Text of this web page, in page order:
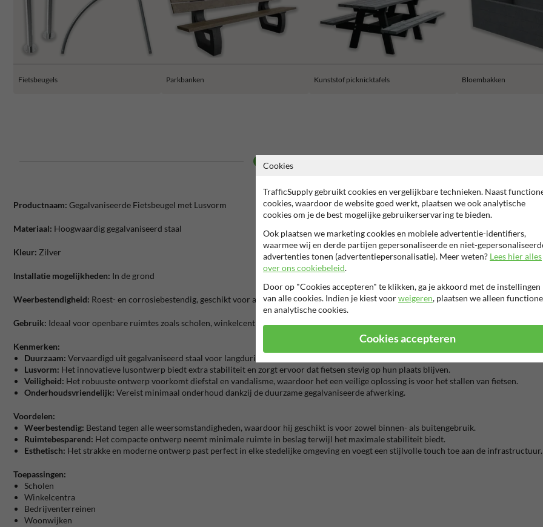
Fietsbeugels Parkbanken Kunststof picknicktafels Bloembakken
2 jaar fabrieksgarantie Anti-
Productnaam: Gegalvaniseerde Fietsbeugel met Lusvorm
Materiaal: Hoogwaardig gegalvaniseerd staal
Kleur: Zilver
Installatie mogelijkheden: In de grond
Weerbestendigheid: Roest- en corrosiebestendig, geschikt voor alle weersomstandigheden
Gebruik: Ideaal voor openbare ruimtes zoals scholen, winkelcentra, kantoren, woonwijken.
Kenmerken:
Duurzaam: Vervaardigd uit gegalvaniseerd staal voor langdurige bescherming tegen roest en weersinvloeden.
Lusvorm: Het innovatieve lusontwerp biedt extra stabiliteit en zorgt ervoor dat fietsen stevig op hun plaats blijven.
Veiligheid: Het robuuste ontwerp voorkomt diefstal en vandalisme, waardoor het een veilige oplossing is voor het stallen van fietsen.
Onderhoudsvriendelijk: Vereist minimaal onderhoud dankzij de duurzame gegalvaniseerde afwerking.
Voordelen:
Weerbestendig: Bestand tegen alle weersomstandigheden, waardoor hij geschikt is voor zowel binnen- als buitengebruik.
Ruimtebesparend: Het compacte ontwerp neemt minimale ruimte in beslag terwijl het maximale stabiliteit biedt.
Esthetisch: Het strakke en moderne ontwerp past perfect in elke stedelijke omgeving en voegt een stijlvolle touch toe aan de infrastructuur.
Toepassingen:
Scholen
Winkelcentra
Bedrijventerreinen
Woonwijken
Cookies
TrafficSupply gebruikt cookies en vergelijkbare technieken. Naast
cookies, waardoor de website goed werkt, plaatsen we ook analytische
cookies om je de best mogelijke gebruikerservaring te bieden.
Ook plaatsen we marketing cookies en mobiele advertentie-identifiers,
waarmee wij en derde partijen gepersonaliseerde en niet-
advertenties tonen (advertentiepersonalisatie). Meer weten? Lees hier alles
over ons cookiebeleid.
Door op "Cookies accepteren" te klikken, ga je akkoord met de instellingen
van alle cookies. Indien je kiest voorweigeren, plaatsen we alleen
en analytische cookies.
Cookies accepteren